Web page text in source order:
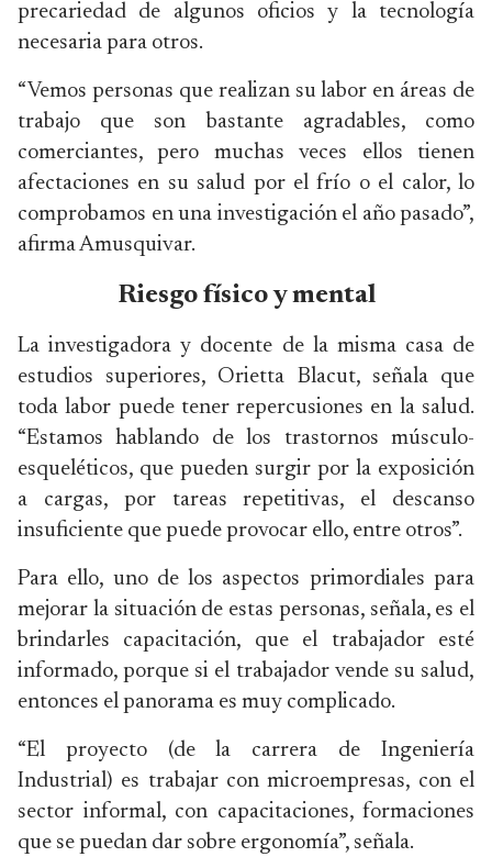
precariedad de algunos oficios y la tecnología
necesaria para otros.
“Vemos personas que realizan su labor en áreas de
trabajo que son bastante agradables, como
comerciantes, pero muchas veces ellos tienen
afectaciones en su salud por el frío o el calor, lo
comprobamos en una investigación el año pasado”,
afirma Amusquivar.
Riesgo físico y mental
La investigadora y docente de la misma casa de
estudios superiores, Orietta Blacut, señala que
toda labor puede tener repercusiones en la salud.
“Estamos hablando de los trastornos músculo-
esqueléticos, que pueden surgir por la exposición
a cargas, por tareas repetitivas, el descanso
insuficiente que puede provocar ello, entre otros”.
Para ello, uno de los aspectos primordiales para
mejorar la situación de estas personas, señala, es el
brindarles capacitación, que el trabajador esté
informado, porque si el trabajador vende su salud,
entonces el panorama es muy complicado.
“El proyecto (de la carrera de Ingeniería
Industrial) es trabajar con microempresas, con el
sector informal, con capacitaciones, formaciones
que se puedan dar sobre ergonomía”, señala.